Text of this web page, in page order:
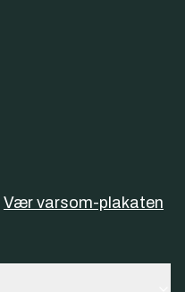
Vær varsom-plakaten